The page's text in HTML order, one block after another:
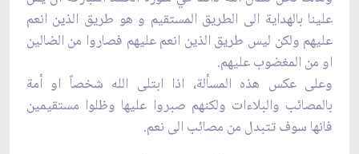
علينا بالهداية الى الطريق المستقيم و هو طريق الذين انعم
عليهم ولكن ليس طريق الذين انعم عليهم فصاروا من الضالين
او من المغضوب عليهم.
وعلى عكس هذه المسألة، اذا ابتلى الله شخصاً او أمة
بالمصائب والبلاءات ولكنهم صبروا عليها وظلوا مستقيمين
فانها سوف تتبدل من مصائب الى نعم.